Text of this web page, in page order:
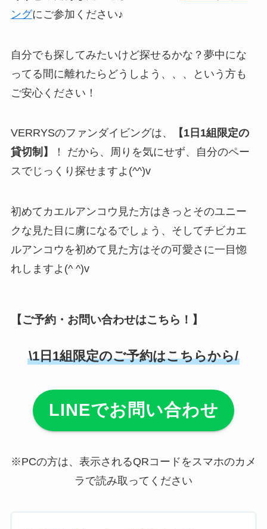
ングにご参加ください♪
自分でも探してみたいけど探せるかな？夢中にな
ってる間に離れたらどうしよう、、、という方も
ご安心ください！
VERRYSのファンダイビングは、
【1日1組限定の
貸切制】
！ だから、周りを気にせず、自分のペー
スでじっくり探せますよ(^^)v
初めてカエルアンコウ見た方はきっとそのユニー
クな見た目に虜になるでしょう、そしてチビカエ
ルアンコウを初めて見た方はその可愛さに一目惚
れしますよ(^ ^)v
【ご予約・お問い合わせはこちら！】
\1日1組限定のご予約はこちらから/
LINEでお問い合わせ
※PCの方は、表示されるQRコードをスマホのカメ
ラで読み取ってください